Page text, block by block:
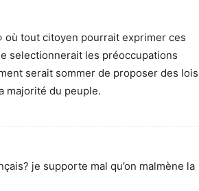
tout citoyen pourrait exprimer ces
selectionnerait les préoccupations
serait sommer de proposer des lois
majorité du peuple.
je supporte mal qu’on malmène la